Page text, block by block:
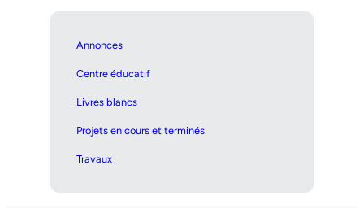
Annonces
Centre éducatif
Livres blancs
Projets en cours et terminés
Travaux